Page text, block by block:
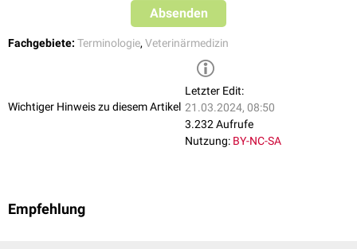
Absenden
Fachgebiete: Terminologie, Veterinärmedizin
Wichtiger Hinweis zu diesem Artikel
Letzter Edit:
21.03.2024, 08:50
3.232 Aufrufe
Nutzung: BY-NC-SA
Empfehlung